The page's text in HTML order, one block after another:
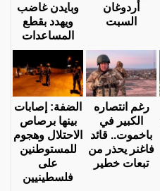
أردوغان
السبت
وبايدن غاضب
ويهدد بقطع
المساعدات
رغم انتصاره
الكبير في
باخموت.. قائد
فاغنر يحذر من
تبعات خطير
الضفة: إصابات
بينها برصاص
الاحتلال وهجوم
للمستوطنين
على
فلسطينيين